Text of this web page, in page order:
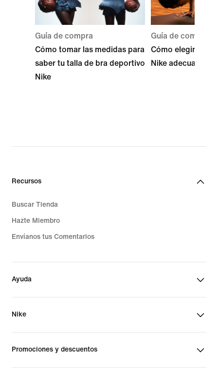
Guía de compra
Cómo tomar las medidas para
saber tu talla de bra deportivo
Nike
Guía de compra
Cómo elegir el
Nike adecuado
Recursos
Buscar Tienda
Hazte Miembro
Envíanos tus Comentarios
Ayuda
Nike
Promociones y descuentos